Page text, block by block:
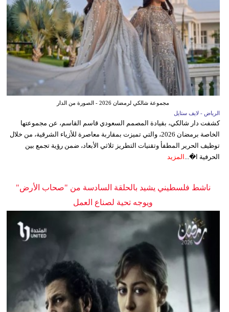
مجموعة شالكي لرمضان 2026 - الصورة من الدار
الرياض - لايف ستايل
كشفت دار شالكي، بقيادة المصمم السعودي قاسم القاسم، عن مجموعتها
الخاصة برمضان 2026، والتي تميزت بمقاربة معاصرة للأزياء الشرقية، من خلال
توظيف الحرير المطفأ وتقنيات التطريز ثلاثي الأبعاد، ضمن رؤية تجمع بين
الحرفية ا�... المزيد
ناشط فلسطيني يشيد بالحلقة السادسة من "صحاب الأرض"
ويوجه تحية لصناع العمل